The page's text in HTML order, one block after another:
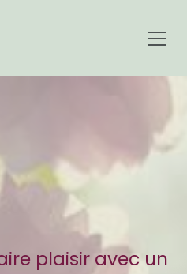
plaisir avec un